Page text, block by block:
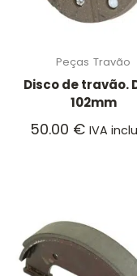
Peças Travão
Disco de travão.
102mm
50.00 € IVA